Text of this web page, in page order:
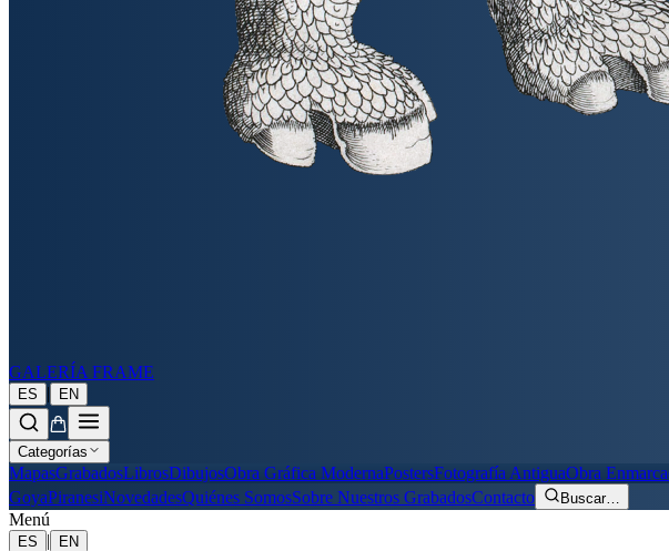
GALERÍA FRAME
ES | EN
Categorías
MapasGrabadosLibrosDibujosObra Gráfica ModernaPostersFotografía AntiguaObra
GoyaPiranesiNovedadesQuiénes SomosSobre Nuestros GrabadosContacto Buscar…
Menú
ES |
EN